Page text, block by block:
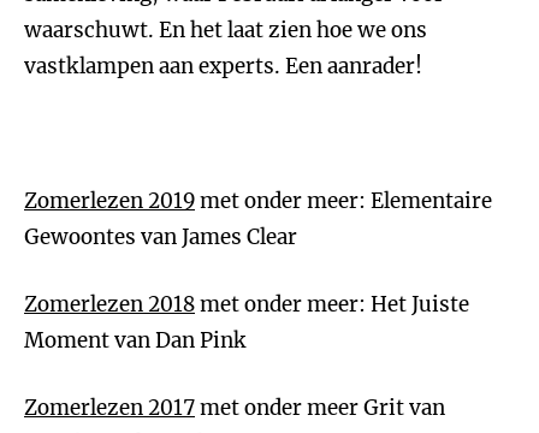
waarschuwt. En het laat zien hoe we ons
vastklampen aan experts. Een aanrader!
Zomerlezen 2019met onder meer: Elementaire
Gewoontes van James Clear
Zomerlezen 2018met onder meer: Het Juiste
Moment van Dan Pink
Zomerlezen 2017met onder meer Grit van